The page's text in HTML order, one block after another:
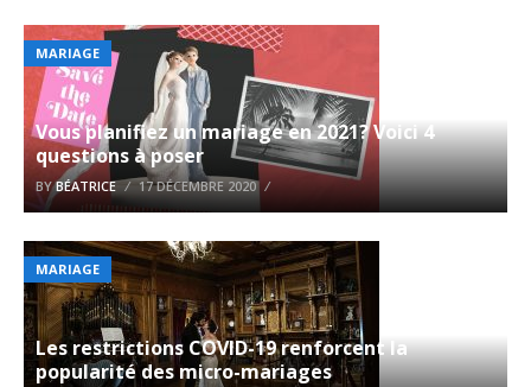
MARIAGE
Vous planifiez un mariage en 2021? Voici 4
questions à poser
BYBÉATRICE 17 DÉCEMBRE 2020
MARIAGE
Les restrictions COVID-19 renforcent la
popularité des micro-mariages